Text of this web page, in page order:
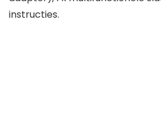
instructies.